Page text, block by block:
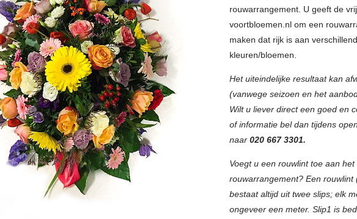
rouwarrangement. U geeft de
voortbloemen.nl om een
maken dat rijk is aan
kleuren/bloemen.
Het uiteindelijke resultaat kan
(vanwege seizoen en het
Wilt u liever direct een goed en
of informatie bel dan tijdens
naar 020 667 3301.
Voegt u een rouwlint toe aan het
rouwarrangement? Een rouwlint
bestaat altijd uit twee slips; elk
ongeveer een meter. Slip1 is